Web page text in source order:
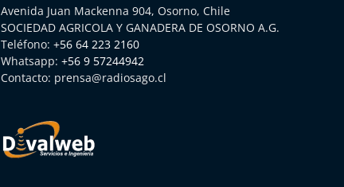
Avenida Juan Mackenna 904, Osorno, Chile
SOCIEDAD AGRICOLA Y GANADERA DE OSORNO A.G.
Teléfono: +56 64 223 2160
Whatsapp: +56 9 57244942
Contacto: prensa@radiosago.cl